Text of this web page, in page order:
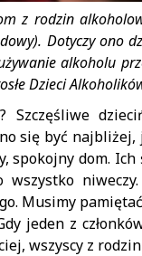
z rodzin
Dotyczy ono
alkoholu
Dzieci
Szczęśliwe
się być najbliżej,
spokojny dom.
Musimy
jeden z
wszyscy z